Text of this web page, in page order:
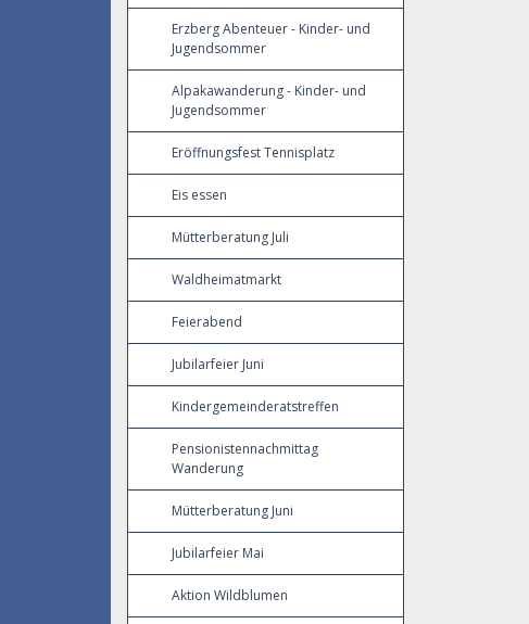
Erzberg Abenteuer - Kinder- und
Jugendsommer
Alpakawanderung - Kinder- und
Jugendsommer
Eröffnungsfest Tennisplatz
Eis essen
Mütterberatung Juli
Waldheimatmarkt
Feierabend
Jubilarfeier Juni
Kindergemeinderatstreffen
Pensionistennachmittag
Wanderung
Mütterberatung Juni
Jubilarfeier Mai
Aktion Wildblumen